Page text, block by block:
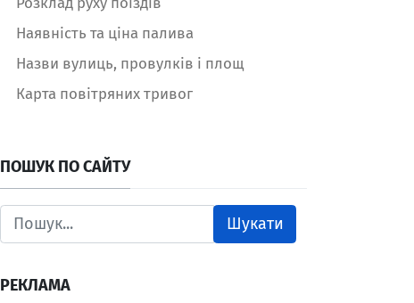
Наявність та ціна палива
Назви вулиць, провулків і площ
Карта повітряних тривог
ПОШУК ПО САЙТУ
Шукати
РЕКЛАМА